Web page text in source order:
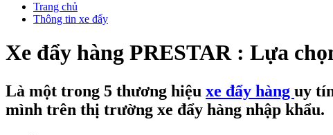
Trang chủ
Thông tin xe đẩy
Xe đẩy hàng PRESTAR : Lựa
Là một trong 5 thương hiệu xe đẩy hàng uy
mình trên thị trường xe đẩy hàng nhập khẩu.